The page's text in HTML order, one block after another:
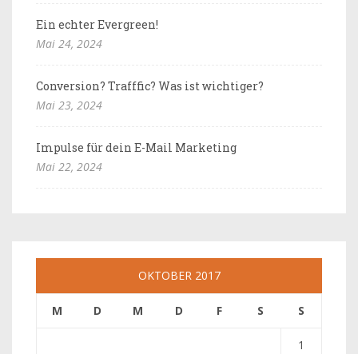
Ein echter Evergreen!
Mai 24, 2024
Conversion? Trafffic? Was ist wichtiger?
Mai 23, 2024
Impulse für dein E-Mail Marketing
Mai 22, 2024
OKTOBER 2017
M D M D F S S
1